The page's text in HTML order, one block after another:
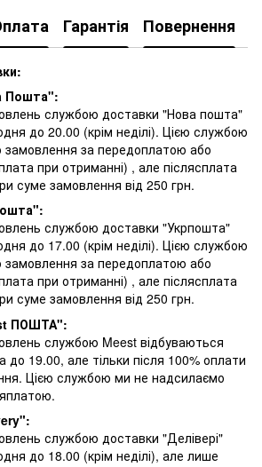
Гарантія Повернення
Пошта":
службою доставки "Нова пошта"
до 20.00 (крім неділі). Цією службою
замовлення за передоплатою або
при отриманні) , але післясплата
суме замовлення від 250 грн.
службою доставки "Укрпошта"
до 17.00 (крім неділі). Цією службою
замовлення за передоплатою або
при отриманні) , але післясплата
суме замовлення від 250 грн.
ПОШТА":
службою Meest відбуваються
до 19.00, але тільки після 100% оплати
Цією службою ми не надсилаємо
службою доставки "Делівері"
до 18.00 (крім неділі), але лише